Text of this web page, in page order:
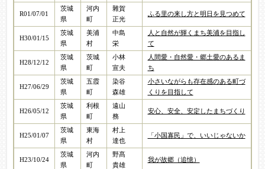
R01/07/01
茨城
県
河内
町
雜賀
正光
ふる里の来し方と明日を見つめて
H30/01/15
茨城
県
美浦
村
中島
栄
人と自然が輝くまち美浦を目指し
て
H28/12/12
茨城
県
茨城
町
小林
宣夫
人間愛・自然愛・郷土愛のあるま
ち
H27/06/29
茨城
県
五霞
町
染谷
森雄
小さいながらも存在感のある町づ
くりを目指して
H26/05/12
茨城
県
利根
町
遠山
務
安心、安全、安定したまちづくり
H25/01/07
茨城
県
東海
村
村上
達也
「小国寡民」で、いいじゃないか
H23/10/24
茨城
県
河内
町
野髙
貴雄
我が故郷（追憶）